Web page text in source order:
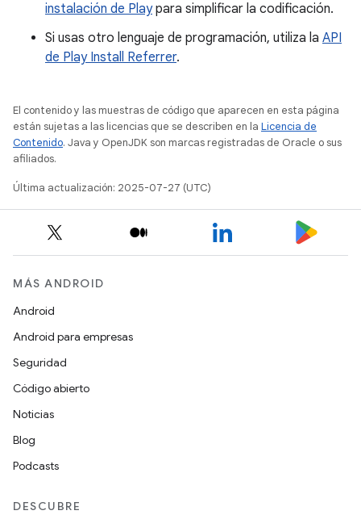
instalación de Playpara simplificar la codificación.
Si usas otro lenguaje de programación, utiliza la API
de Play Install Referrer.
El contenido y las muestras de código que aparecen en esta página
están sujetas a las licencias que se describen en la Licencia de
Contenido. Java y OpenJDK son marcas registradas de Oracle o sus
afiliados.
Última actualización: 2025-07-27 (UTC)
MÁS ANDROID
Android
Android para empresas
Seguridad
Código abierto
Noticias
Blog
Podcasts
DESCUBRE